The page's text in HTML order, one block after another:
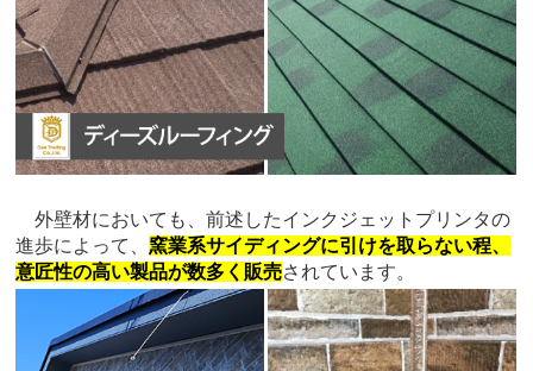
外壁材においても、前述したインクジェットプリンタの
進歩によって、 窯業系サイディングに引けを取らない程、
意匠性の高い製品が数多く販売されています。